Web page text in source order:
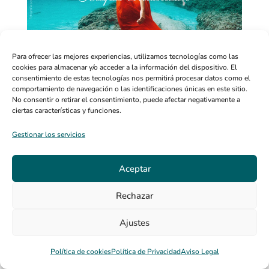
Para ofrecer las mejores experiencias, utilizamos tecnologías como las
cookies para almacenar y/o acceder a la información del dispositivo. El
consentimiento de estas tecnologías nos permitirá procesar datos como el
comportamiento de navegación o las identificaciones únicas en este sitio.
No consentir o retirar el consentimiento, puede afectar negativamente a
ciertas características y funciones.
Gestionar los servicios
Aceptar
Rechazar
Ajustes
Política de cookiesPolítica de PrivacidadAviso Legal